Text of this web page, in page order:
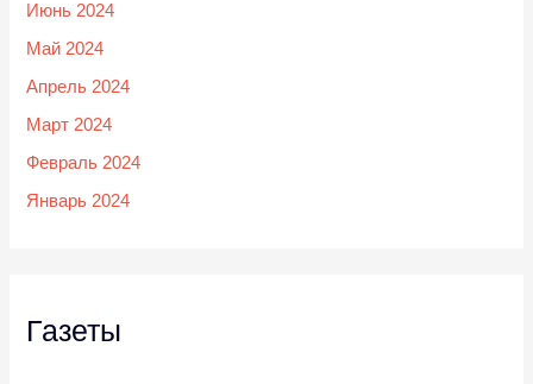
Июнь 2024
Май 2024
Апрель 2024
Март 2024
Февраль 2024
Январь 2024
Газеты